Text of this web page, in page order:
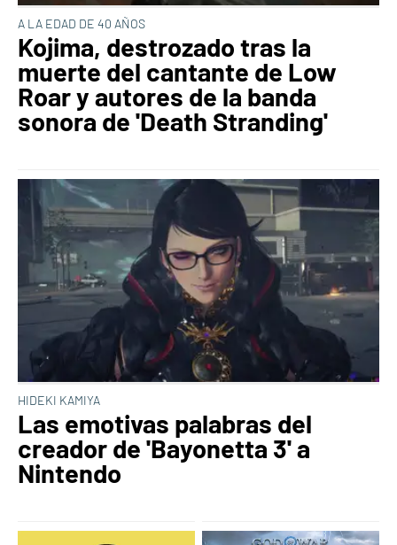
A LA EDAD DE 40 AÑOS
Kojima, destrozado tras la
muerte del cantante de Low
Roar y autores de la banda
sonora de 'Death Stranding'
HIDEKI KAMIYA
Las emotivas palabras del
creador de 'Bayonetta 3' a
Nintendo